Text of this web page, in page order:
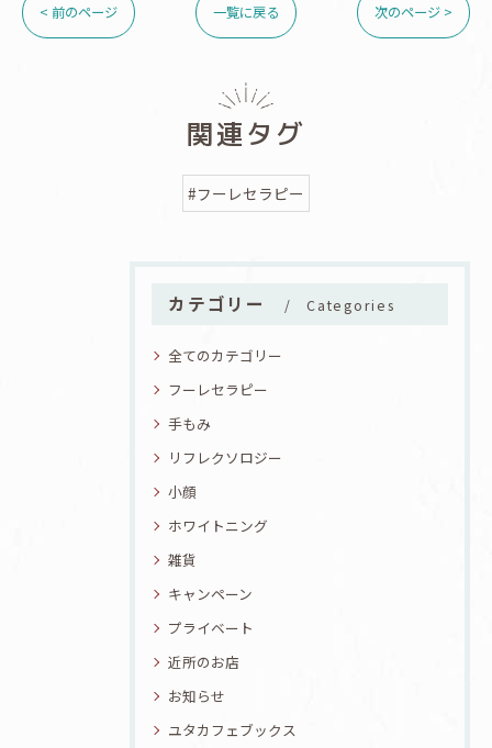
< 前のページ 一覧に戻る 次のページ >
関連タグ
#フーレセラピー
カテゴリー Categories
全てのカテゴリー
フーレセラピー
手もみ
リフレクソロジー
小顔
ホワイトニング
雑貨
キャンペーン
プライベート
近所のお店
お知らせ
ユタカフェブックス